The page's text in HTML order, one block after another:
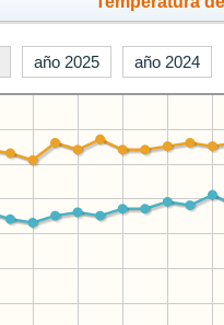
año 2025 año 2024